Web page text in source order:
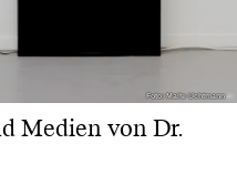
Foto: Malte Uchtmann
Foto: Malte Uchtmann
Medien von Dr.